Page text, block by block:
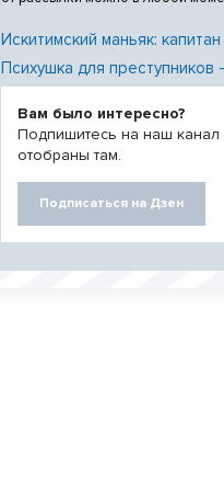
Искитимский маньяк:
Психушка для
Вам было интересно?
Подпишитесь на наш
отобраны там.
Подписаться на Дзен